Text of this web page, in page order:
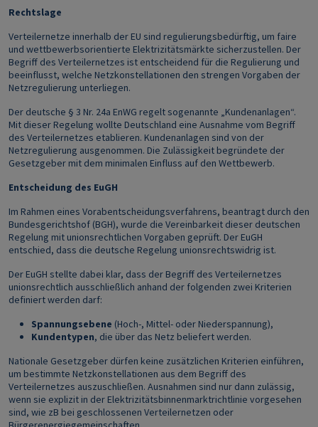
Rechtslage
Verteilernetze innerhalb der EU sind regulierungsbedürftig, um faire
und wettbewerbsorientierte Elektrizitätsmärkte sicherzustellen. Der
Begriff des Verteilernetzes ist entscheidend für die Regulierung und
beeinflusst, welche Netzkonstellationen den strengen Vorgaben der
Netzregulierung unterliegen.
Der deutsche § 3 Nr. 24a EnWG regelt sogenannte „Kundenanlagen“.
Mit dieser Regelung wollte Deutschland eine Ausnahme vom Begriff
des Verteilernetzes etablieren. Kundenanlagen sind von der
Netzregulierung ausgenommen. Die Zulässigkeit begründete der
Gesetzgeber mit dem minimalen Einfluss auf den Wettbewerb.
Entscheidung des EuGH
Im Rahmen eines Vorabentscheidungsverfahrens, beantragt durch den
Bundesgerichtshof (BGH), wurde die Vereinbarkeit dieser deutschen
Regelung mit unionsrechtlichen Vorgaben geprüft. Der EuGH
entschied, dass die deutsche Regelung unionsrechtswidrig ist.
Der EuGH stellte dabei klar, dass der Begriff des Verteilernetzes
unionsrechtlich ausschließlich anhand der folgenden zwei Kriterien
definiert werden darf:
Spannungsebene (Hoch-, Mittel- oder Niederspannung),
Kundentypen, die über das Netz beliefert werden.
Nationale Gesetzgeber dürfen keine zusätzlichen Kriterien einführen,
um bestimmte Netzkonstellationen aus dem Begriff des
Verteilernetzes auszuschließen. Ausnahmen sind nur dann zulässig,
wenn sie explizit in der Elektrizitätsbinnenmarktrichtlinie vorgesehen
sind, wie zB bei geschlossenen Verteilernetzen oder